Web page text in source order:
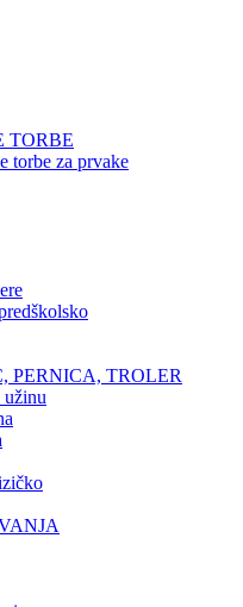
TORBE
torbe za prvake
PERNICA, TROLER
užinu